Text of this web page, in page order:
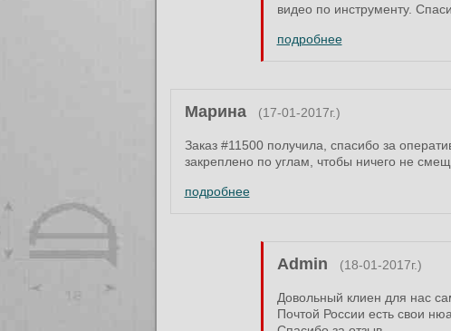
видео по инструменту.
подробнее
Марина (17-01-2017г.)
Заказ #11500 получила, спасибо за
закреплено по углам, чтобы ничего не
подробнее
Admin (18-01-2017г.)
Довольный клиен для нас
Почтой России есть свои